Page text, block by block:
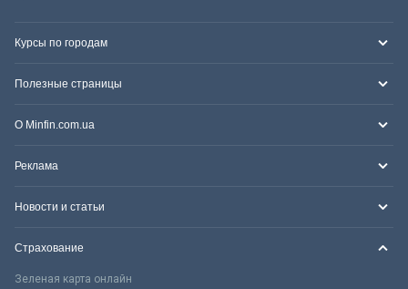
Курсы по городам
Полезные страницы
О Minfin.com.ua
Реклама
Новости и статьи
Страхование
Зеленая карта онлайн